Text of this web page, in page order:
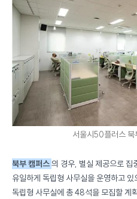
서울시50플러스 북
북부 캠퍼스의 경우, 별실 제공으로 집
유일하게 독립형 사무실을 운영하고 있으며,
독립형 사무실에 총 48석을 모집할 계